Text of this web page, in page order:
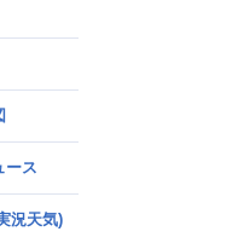
ース
況天気)